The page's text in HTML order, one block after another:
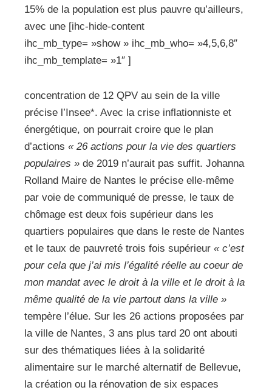
15% de la population est plus pauvre qu’ailleurs,
avec une [ihc-hide-content
ihc_mb_type= »show » ihc_mb_who= »4,5,6,8″
ihc_mb_template= »1″ ]
concentration de 12 QPV au sein de la ville
précise l’Insee*. Avec la crise inflationniste et
énergétique, on pourrait croire que le plan
d’actions « 26 actions pour la vie des quartiers
populaires » de 2019 n’aurait pas suffit. Johanna
Rolland Maire de Nantes le précise elle-même
par voie de communiqué de presse, le taux de
chômage est deux fois supérieur dans les
quartiers populaires que dans le reste de Nantes
et le taux de pauvreté trois fois supérieur « c’est
pour cela que j’ai mis l’égalité réelle au coeur de
mon mandat avec le droit à la ville et le droit à la
même qualité de la vie partout dans la ville »
tempère l’élue. Sur les 26 actions proposées par
la ville de Nantes, 3 ans plus tard 20 ont abouti
sur des thématiques liées à la solidarité
alimentaire sur le marché alternatif de Bellevue,
la création ou la rénovation de six espaces